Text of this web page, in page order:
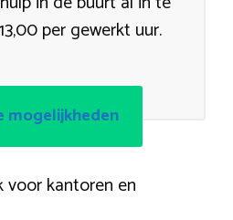
per gewerkt uur.
mogelijkheden
voor kantoren en